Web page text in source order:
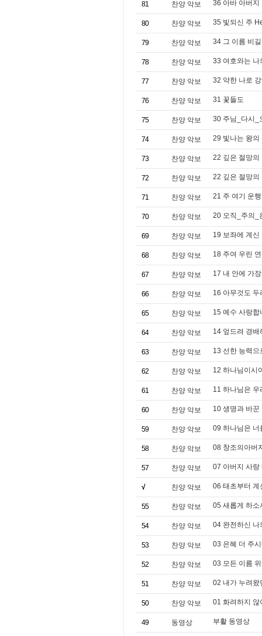
81 찬양 악보 36 아바 아버지
80 찬양 악보 35 빛되신 주
79 찬양 악보 34 그 이름 비
78 찬양 악보 33 여호와는
77 찬양 악보 32 약한 나로
76 찬양 악보 31 꽃들도
75 찬양 악보 30 주님_다시_
74 찬양 악보 29 빛나는 왕의
73 찬양 악보 22 깊은 절망
72 찬양 악보 22 깊은 절망의
71 찬양 악보 21 주 여기 운
70 찬양 악보 20 오직_주의_
69 찬양 악보 19 보좌에 계
68 찬양 악보 18 주여 우린
67 찬양 악보 17 내 안에 가
66 찬양 악보 16 아무것도 두
65 찬양 악보 15 예수 사랑
64 찬양 악보 14 엎드려 경배
63 찬양 악보 13 선한 능력으
62 찬양 악보 12 하나님이시
61 찬양 악보 11 하나님은
60 찬양 악보 10 생명과 바꾼
59 찬양 악보 09 하나님은 너
58 찬양 악보 08 창조의아버
57 찬양 악보 07 아버지 사랑
√ 찬양 악보 06 태초부터 계
55 찬양 악보 05 새롭게 하소
54 찬양 악보 04 완전하신 나
53 찬양 악보 03 은혜 더 주
52 찬양 악보 03 모든 이름
51 찬양 악보 02 내가 누려왔
50 찬양 악보 01 화려하지 않
49 동영상 부활 동영상